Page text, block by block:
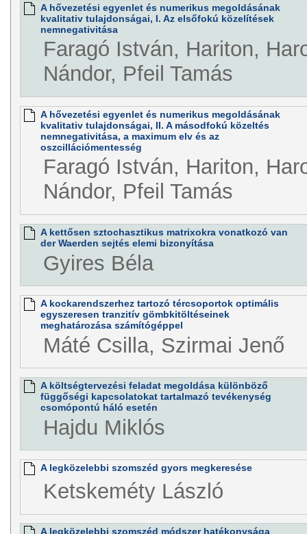
A hővezetési egyenlet és numerikus megoldásának
kvalitativ tulajdonságai, I. Az elsőfokú közelítések
nemnegativitása
Faragó István, Hariton,
Nándor, Pfeil Tamás
A hővezetési egyenlet és numerikus megoldásának
kvalitativ tulajdonságai, II. A másodfokú közeltés
nemnegativitása, a maximum elv és az
oszcillációmentesség
Faragó István, Hariton,
Nándor, Pfeil Tamás
A kettősen sztochasztikus matrixokra vonatkozó van
der Waerden sejtés elemi bizonyítása
Gyires Béla
A kockarendszerhez tartozó tércsoportok optimális
egyszeresen tranzitív gömbkitöltéseinek
meghatározása számítógéppel
Máté Csilla, Szirmai Jenő
A költségtervezési feladat megoldása különböző
függőségi kapcsolatokat tartalmazó tevékenység
csomópontú háló esetén
Hajdu Miklós
A legközelebbi szomszéd gyors megkeresése
Ketskeméty László
A legközelebbi szomszéd módszer hatékonysága